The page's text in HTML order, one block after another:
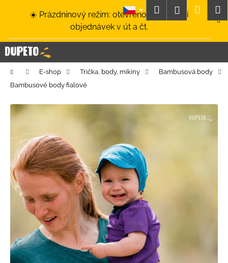
☀️ Prázdninový režim: otevřeno a odesílání
objednávek v út a čt.
HledatPřihlášení
Domů E-shop Trička, body, mikiny
Bambusová body
Bambusové body fialové
í
k C
o
p
t
ř
e
b
u
j
e
a
j